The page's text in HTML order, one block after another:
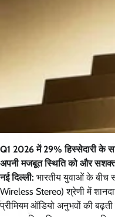
Q1 2026 में 29% हिस्सेदारी के
अपनी मजबूत स्थिति को और
नई दिल्ली: भारतीय युवाओं के बीच
Wireless Stereo) श्रेणी में
प्रीमियम ऑडियो अनुभवों की